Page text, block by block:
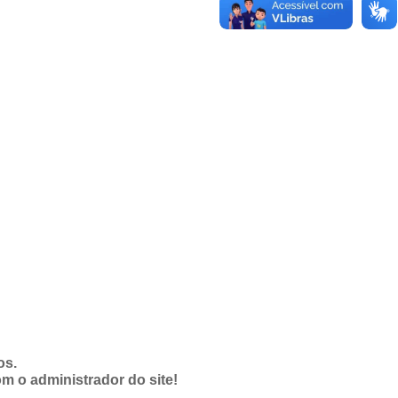
o administrador do site!